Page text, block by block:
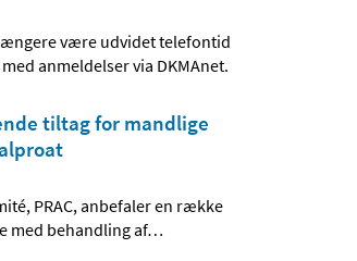
være udvidet telefontid
anmeldelser via DKMAnet.
tiltag for mandlige
PRAC, anbefaler en række
med behandling af…